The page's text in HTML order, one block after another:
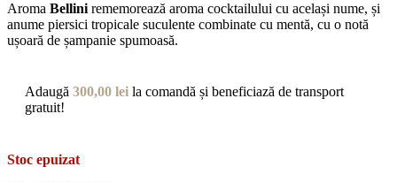
Aroma Bellini rememorează aroma cocktailului cu același nume, și
anume piersici tropicale suculente combinate cu mentă, cu o notă
ușoară de șampanie spumoasă.
Adaugă 300,00 lei la comandă și beneficiază de transport
gratuit!
Stoc epuizat